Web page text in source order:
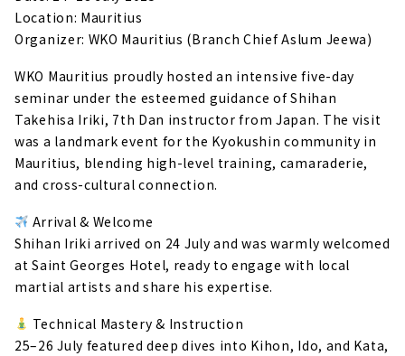
Location: Mauritius
Organizer: WKO Mauritius (Branch Chief Aslum Jeewa)
WKO Mauritius proudly hosted an intensive five-day
seminar under the esteemed guidance of Shihan
Takehisa Iriki, 7th Dan instructor from Japan. The visit
was a landmark event for the Kyokushin community in
Mauritius, blending high-level training, camaraderie,
and cross-cultural connection.
Arrival & Welcome
Shihan Iriki arrived on 24 July and was warmly welcomed
at Saint Georges Hotel, ready to engage with local
martial artists and share his expertise.
Technical Mastery & Instruction
25–26 July featured deep dives into Kihon, Ido, and Kata,